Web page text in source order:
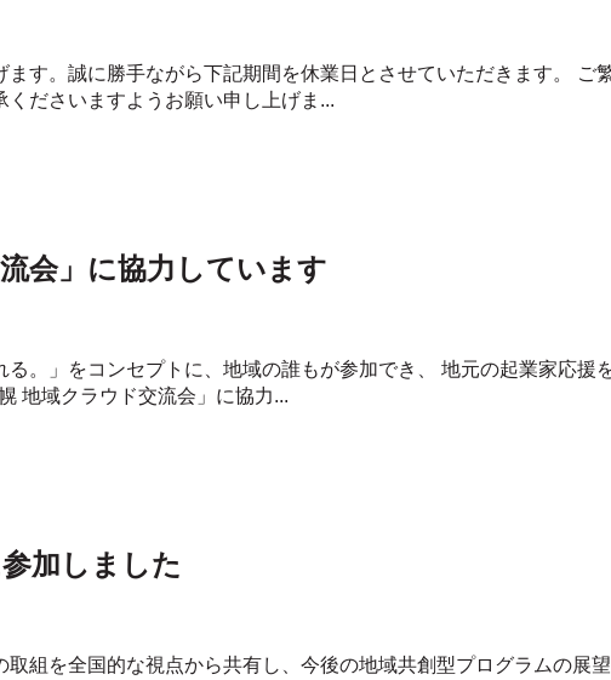
す。誠に勝手ながら下記期間を休業日とさせていただきます。 ご
ださいますようお願い申し上げま...
会」に協力しています
。」をコンセプトに、地域の誰もが参加でき、 地元の起業家応援
地域クラウド交流会」に協力...
加しました
組を全国的な視点から共有し、今後の地域共創型プログラムの展